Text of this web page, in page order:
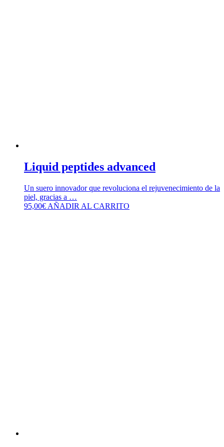
Liquid peptides advanced
Un suero innovador que revoluciona el rejuvenecimiento de la
piel, gracias a …
95,00€ AÑADIR AL CARRITO